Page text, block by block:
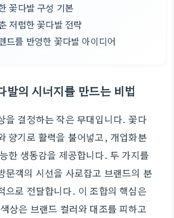
꽃다발 구성 기본
저렴한 꽃다발 전략
드를 반영한 꽃다발 아이디어
발의 시너지를 만드는 비법
을 결정하는 작은 무대입니다. 꽃다
향기로 활력을 불어넣고, 개업화분
한 생동감을 제공합니다. 두 가지를
문객의 시선을 사로잡고 브랜드의 분
으로 전달합니다. 이 조합의 핵심은
상은 브랜드 컬러와 대조를 피하고